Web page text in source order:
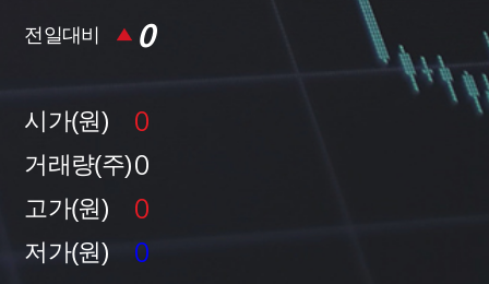
전일대비 0
시가(원) 0
거래량(주)0
고가(원) 0
저가(원) 0